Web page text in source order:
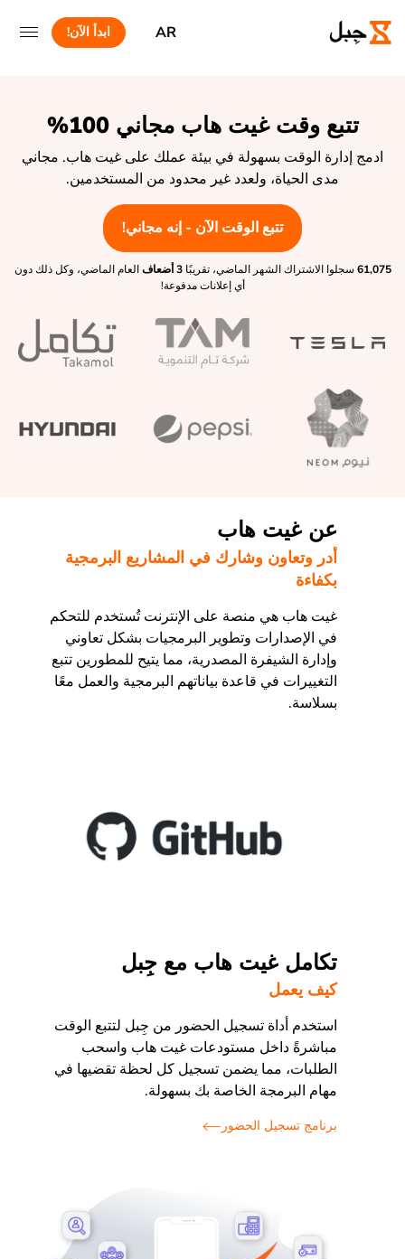
AR ابدأ الآن!
تتبع وقت غيت هاب مجاني 100%
ادمج إدارة الوقت بسهولة في بيئة عملك على غيت هاب. مجاني
مدى الحياة، ولعدد غير محدود من المستخدمين.
تتبع الوقت الآن - إنه مجاني!
61,075 سجلوا الاشتراك الشهر الماضي، تقريبًا 3 أضعاف
العام الماضي، وكل ذلك دون
أي إعلانات مدفوعة!
عن غيت هاب
أدر وتعاون وشارك في المشاريع البرمجية
بكفاءة
غيت هاب هي منصة على الإنترنت تُستخدم للتحكم
في الإصدارات وتطوير البرمجيات بشكل تعاوني
وإدارة الشيفرة المصدرية، مما يتيح للمطورين تتبع
التغييرات في قاعدة بياناتهم البرمجية والعمل معًا
بسلاسة.
تكامل غيت هاب مع جِبل
كيف يعمل
استخدم أداة تسجيل الحضور من جِبل لتتبع الوقت
مباشرةً داخل مستودعات غيت هاب واسحب
الطلبات، مما يضمن تسجيل كل لحظة تقضيها في
مهام البرمجة الخاصة بك بسهولة.
برنامج تسجيل الحضور